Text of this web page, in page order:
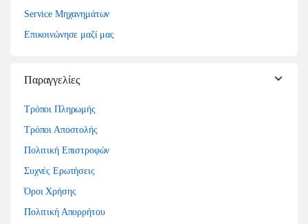
Service Μηχανημάτων
Επικοινώνησε μαζί μας
Παραγγελίες
Τρόποι Πληρωμής
Τρόποι Αποστολής
Πολιτική Επιστροφών
Συχνές Ερωτήσεις
Όροι Χρήσης
Πολιτική Απορρήτου